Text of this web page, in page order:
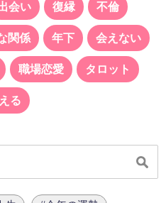
会い 復縁 不倫
関係 年下 会えない
職場恋愛 タロット
る